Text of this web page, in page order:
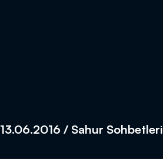
13.06.2016 / Sahur Sohbetleri